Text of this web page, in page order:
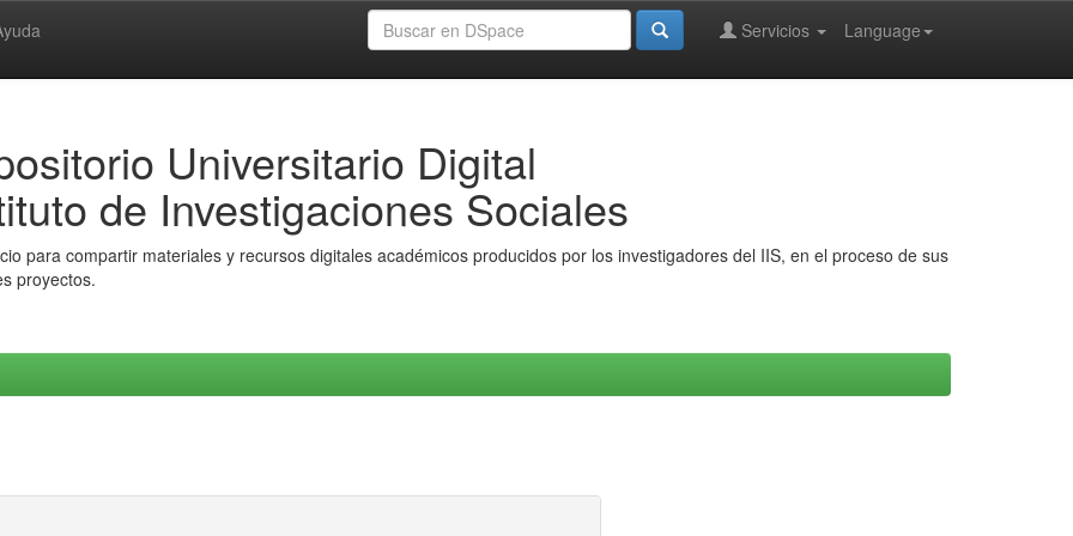
Language
Servicios
Universitario Digital
de Investigaciones Sociales
para compartir materiales y recursos digitales académicos producidos por los investigadores del IIS, en el proceso de sus
proyectos.